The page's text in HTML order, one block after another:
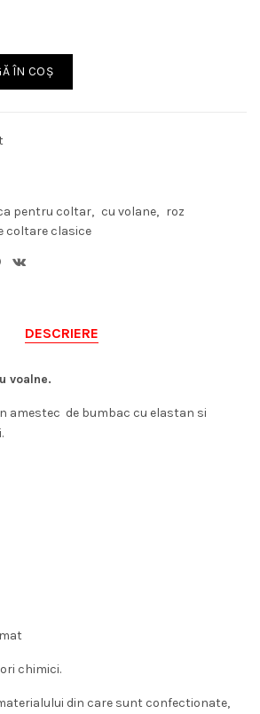
ÎN COŞ
pentru coltar cu volane
roz
coltare clasice
DESCRIERE
voalne.
amestec de bumbac cu elastan si
chimici.
din care sunt confectionate,